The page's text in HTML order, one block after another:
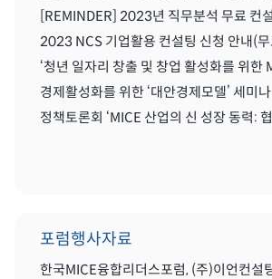
[REMINDER] 2023년 직무분석 무료 컨
2023 NCS 기업활용 컨설팅 신청 안내(
경제활성화를 위한 ‘대안경제모델’ 세미나
포럼행사자료